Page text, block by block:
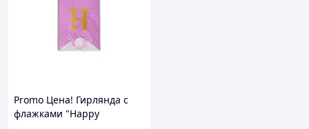
Promo Цена! Гирлянда с
флажками "Happy